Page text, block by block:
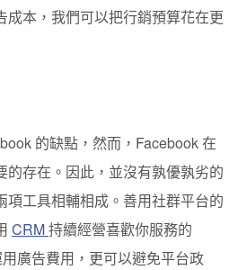
成本，我們可以把行銷預算花在更
的缺點，然而，Facebook 在
的存在。因此，並沒有孰優孰劣的
項工具相輔相成。善用社群平台的
CRM持續經營喜歡你服務的
廣告費用，更可以避免平台政